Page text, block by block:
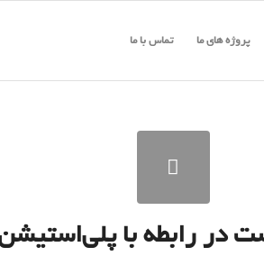
پروژه های ما تماس با ما
رابطه با پلی‌استیشن ۵